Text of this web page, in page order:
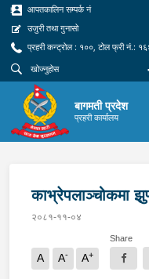
आपतकालिन सम्पर्क नं
उजुरी तथा गुनासो
प्रहरी कन्ट्रोल : १००, टोल फ्री नं.:
बागमती प्रदेश
प्रहरी कार्यालय
काभ्रेपलाञ्चोकमा
२०८१-११-०४
A A- A+
Share